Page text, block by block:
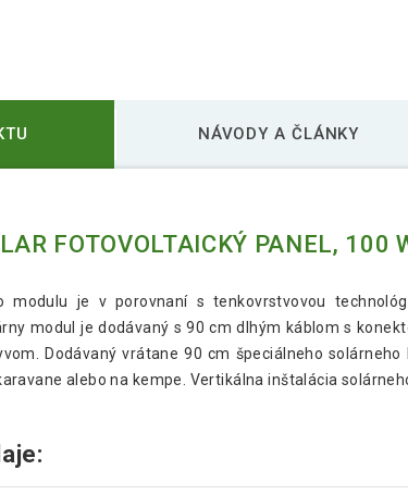
NÁVODY A ČLÁNKY
FOTOVOLTAICKÝ PANEL, 100
modulu je v porovnaní s tenkovrstvovou
modul je dodávaný s 90 cm dlhým káblom s
Dodávaný vrátane 90 cm špeciálneho
alebo na kempe. Vertikálna inštalácia